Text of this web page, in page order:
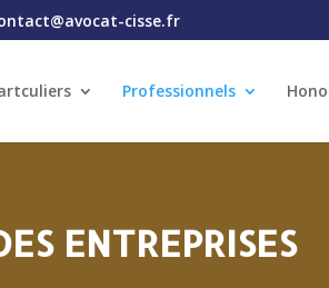
cisse.fr
Professionnels
ENTREPRISES